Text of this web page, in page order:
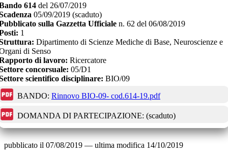
614 del 26/07/2019
05/09/2019 (scaduto)
sulla Gazzetta Ufficiale n. 62 del 06/08/2019
1
Dipartimento di Scienze Mediche di Base, Neuroscienze e
di Senso
di lavoro: Ricercatore
concorsuale: 05/D1
scientifico disciplinare: BIO/09
BANDO: Rinnovo BIO-09- cod.614-19.pdf
DOMANDA DI PARTECIPAZIONE: (scaduto)
pubblicato il 07/08/2019 — ultima modifica 14/10/2019